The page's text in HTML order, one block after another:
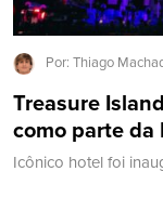
Por: Thiago
Treasure
como parte
Icônico hotel foi